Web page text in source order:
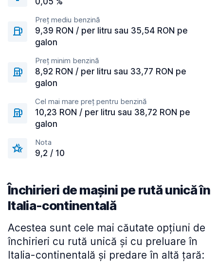
Preț mediu benzină
9,39 RON / per litru sau 35,54 RON pe
galon
Preț minim benzină
8,92 RON / per litru sau 33,77 RON pe
galon
Cel mai mare preț pentru benzină
10,23 RON / per litru sau 38,72 RON pe
galon
Nota
9,2 / 10
Închirieri de mașini pe rută unică în
Italia-continentală
Acestea sunt cele mai căutate opțiuni de
închirieri cu rută unică și cu preluare în
Italia-continentală și predare în altă țară: